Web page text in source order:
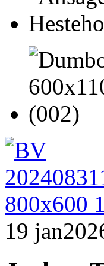
19 jan